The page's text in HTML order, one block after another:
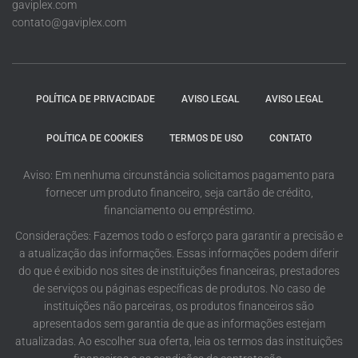
gaviplex.com
contato@gaviplex.com
POLÍTICA DE PRIVACIDADE AVISO LEGAL AVISO LEGAL
POLÍTICA DE COOKIES TERMOS DE USO CONTATO
Aviso: Em nenhuma circunstância solicitamos pagamento para
fornecer um produto financeiro, seja cartão de crédito,
financiamento ou empréstimo.
Considerações: Fazemos todo o esforço para garantir a precisão e
a atualização das informações. Essas informações podem diferir
do que é exibido nos sites de instituições financeiras, prestadores
de serviços ou páginas específicas de produtos. No caso de
instituições não parceiras, os produtos financeiros são
apresentados sem garantia de que as informações estejam
atualizadas. Ao escolher sua oferta, leia os termos das instituições